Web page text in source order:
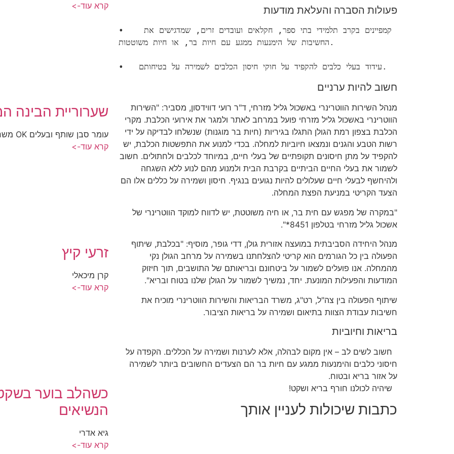
פעולות הסברה והעלאת מודעות
•   קמפיינים בקרב תלמידי בתי ספר, חקלאים ועובדים זרים, שמדגישים את
החשיבות של הימנעות ממגע עם חיות בר, או חיות משוטטות.
•   עידוד בעלי כלבים להקפיד על חוקי חיסון הכלבים לשמירה על בטיחותם.
חשוב להיות ערניים
מנהל השירות הווטרינרי באשכול גליל מזרחי, ד"ר רועי דווידסון, מסביר: "השירות
הווטרינרי באשכול גליל מזרחי פועל במרחב לאתר ולמגר את אירועי הכלבת. מקרי
הכלבת בצפון רמת הגולן התגלו בגיריות (חיות בר מוגנות) שנשלחו לבדיקה על ידי
רשות הטבע והגנים ונמצאו חיוביות למחלה. בכדי למנוע את התפשטות הכלבת, יש
להקפיד על מתן חיסונים תקופתיים של בעלי חיים, במיוחד לכלבים ולחתולים. חשוב
לשמור את בעלי החיים הביתיים בקרבת הבית ולמנוע מהם לנוע ללא השגחה
ולהיחשף לבעלי חיים שעלולים להיות נגועים בנגיף. חיסון ושמירה על כללים אלו הם
הצעד הקריטי במניעת הפצת המחלה.
"במקרה של מפגש עם חית בר, או חיה משוטטת, יש לדווח למוקד הווטרינרי של
אשכול גליל מזרחי בטלפון 8451*".
מנהל היחידה הסביבתית במועצה אזורית גולן, דדי גופר, מוסיף: "בכלבת, שיתוף
הפעולה בין כל הגורמים הוא קריטי להצלחתנו בשמירה על מרחב הגולן נקי
מהמחלה. אנו פועלים לשמור על ביטחונם ובריאותם של התושבים, תוך חיזוק
המודעות והפעילות המונעת. יחד, נמשיך לשמור על הגולן שלנו בטוח ובריא".
שיתוף הפעולה בין צה"ל, רט"ג, משרד הבריאות והשירות הווטרינרי מוכיח את
חשיבות עבודת הצוות בתיאום ושמירה על בריאות הציבור.
בריאות וחיוביות
חשוב לשים לב – אין מקום לבהלה, אלא לערנות ושמירה על הכללים. הקפדה על
חיסוני כלבים והימנעות ממגע עם חיות בר הם הצעדים החשובים ביותר לשמירה
על אזור בריא ובטוח.
שיהיה לכולנו חורף בריא ושקט!
כתבות שיכולות לעניין אותך
קרא עוד->
שערוריית הבינה
עומר סבן שותף ובעלים OK משרד פרסום, קיבוץ כפר חרוב
קרא עוד->
זרעי קיץ
קרן מיכאלי
קרא עוד->
כשהלב בוער
הנשיאים
גיא אדרי
קרא עוד->